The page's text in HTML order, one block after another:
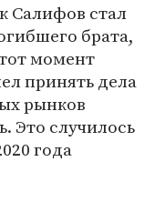
Салифов стал
брата,
момент
принять дела
рынков
Это случилось
года